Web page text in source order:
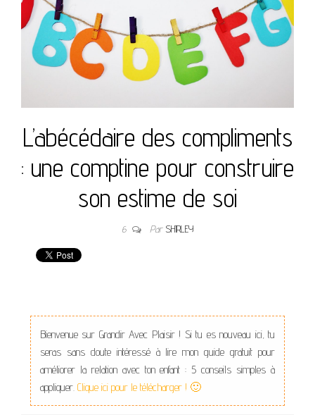
L’abécédaire des compliments
: une comptine pour construire
son estime de soi
6 Par SHIRLEY
Bienvenue sur Grandir Avec Plaisir ! Si tu es nouveau ici, tu
seras sans doute intéressé à lire mon guide gratuit pour
améliorer la relation avec ton enfant : 5 conseils simples à
appliquer. Clique ici pour le télécharger ! 🙂